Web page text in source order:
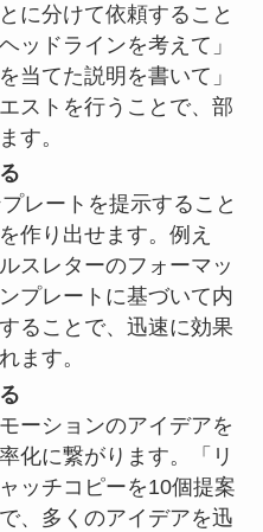
に分けて依頼すること
ッドラインを考えて」
当てた説明を書いて」
ストを行うことで、部
す。
レートを提示すること
作り出せます。例え
スレターのフォーマッ
プレートに基づいて内
ることで、迅速に効果
ます。
ーションのアイデアを
化に繋がります。「リ
ッチコピーを10個提案
、多くのアイデアを迅